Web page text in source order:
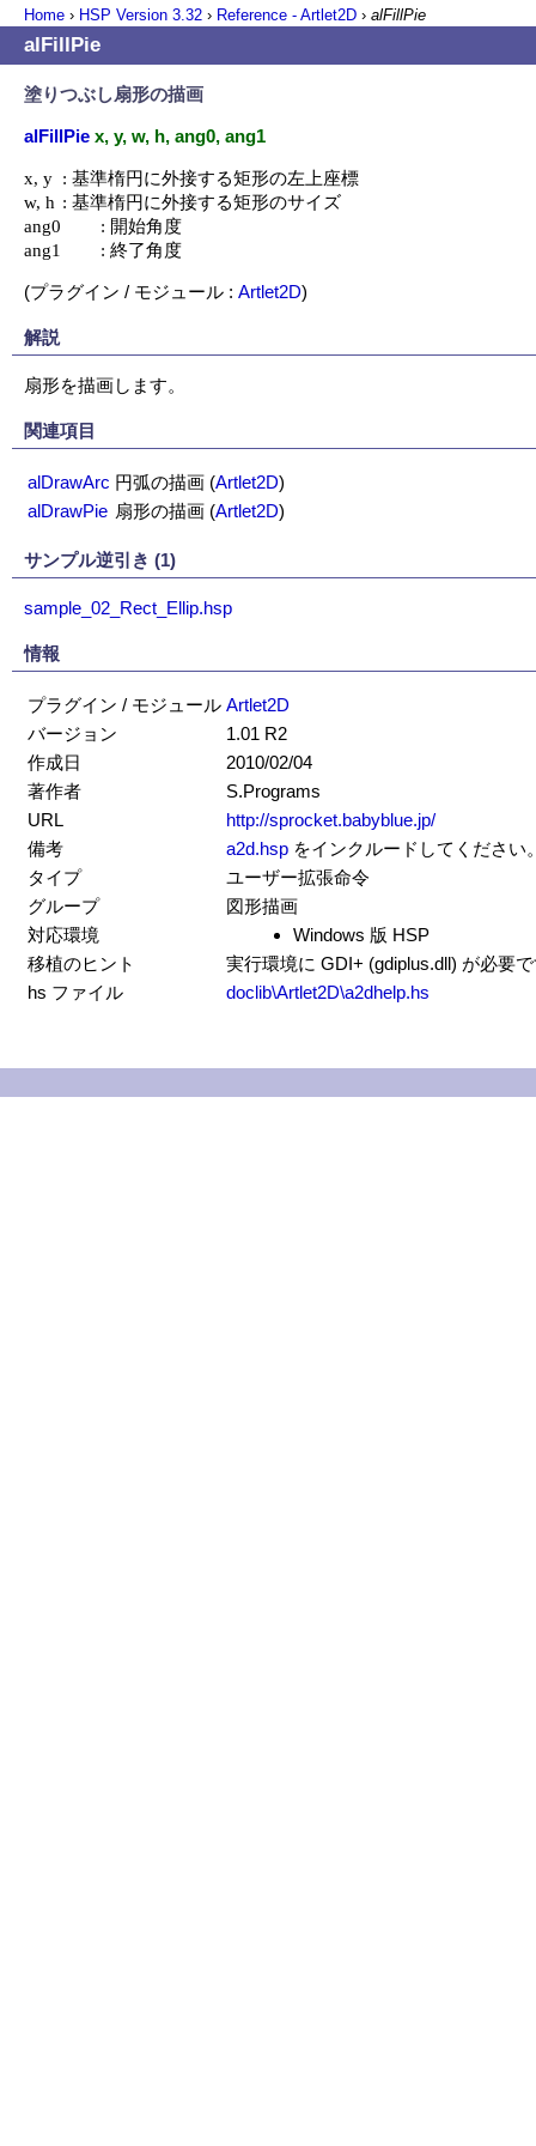
Home › HSP Version 3.32 › Reference - Artlet2D › alFillPie
alFillPie
塗りつぶし扇形の描画
alFillPie x, y, w, h, ang0, ang1
x, y	: 基準楕円に外接する矩形の左上座標
w, h	: 基準楕円に外接する矩形のサイズ
ang0	: 開始角度
ang1	: 終了角度
(プラグイン / モジュール : Artlet2D)
解説
扇形を描画します。
関連項目
alDrawArc 円弧の描画 (Artlet2D)
alDrawPie 扇形の描画 (Artlet2D)
サンプル逆引き (1)
sample_02_Rect_Ellip.hsp
情報
プラグイン / モジュール Artlet2D
バージョン
1.01 R2
作成日
2010/02/04
著作者
S.Programs
URL
http://sprocket.babyblue.jp/
備考
a2d.hsp をインクルードしてください
タイプ
ユーザー拡張命令
グループ
図形描画
対応環境
Windows 版 HSP
移植のヒント
実行環境に GDI+ (gdiplus.dll) が必要
hs ファイル
doclib\Artlet2D\a2dhelp.hs